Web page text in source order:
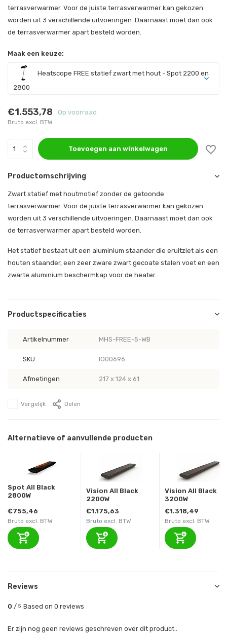
terrasverwarmer. Voor de juiste terrasverwarmer kan gekozen
worden uit 3 verschillende uitvoeringen. Daarnaast moet dan ook
de terrasverwarmer apart besteld worden.
Maak een keuze:
Heatscope FREE statief zwart met hout - Spot 2200 en
2800
€1.553,78 Op voorraad
Bruto excl. BTW
Toevoegen aan winkelwagen
Productomschrijving
Zwart statief met houtmotief zonder de getoonde
terrasverwarmer. Voor de juiste terrasverwarmer kan gekozen
worden uit 3 verschillende uitvoeringen. Daarnaast moet dan ook
de terrasverwarmer apart besteld worden.
Het statief bestaat uit een aluminium staander die eruitziet als een
houten staander, een zeer zware zwart gecoate stalen voet en een
zwarte aluminium beschermkap voor de heater.
Productspecificaties
Artikelnummer MHS-FREE-5-WB
SKU IO00696
Afmetingen 217 x 124 x 61
Vergelijk Delen
Alternatieve of aanvullende producten
Spot All Black
2800W
€755,46
Bruto excl. BTW
Vision All Black
2200W
€1.175,63
Bruto excl. BTW
Vision All Black
3200W
€1.318,49
Bruto excl. BTW
Reviews
0 / 5 Based on 0 reviews
Er zijn nog geen reviews geschreven over dit product..